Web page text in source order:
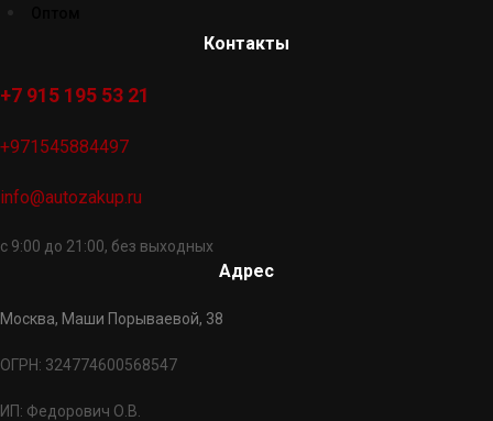
Контакты
+7 915 195 53 21
+971545884497
info@autozakup.ru
с 9:00 до 21:00, без выходных
Адрес
Москва, Маши Порываевой, 38
ОГРН: 324774600568547
ИП: Федорович О.В.